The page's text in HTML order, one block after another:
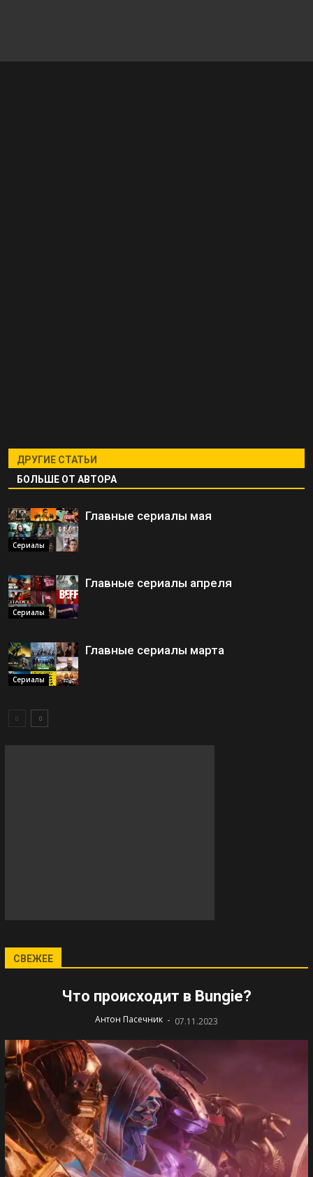
ДРУГИЕ СТАТЬИ
БОЛЬШЕ ОТ АВТОРА
Сериалы
Главные сериалы мая
Сериалы
Главные сериалы апреля
Сериалы
Главные сериалы марта
СВЕЖЕЕ
Что происходит в Bungie?
Антон Пасечник - 07.11.2023